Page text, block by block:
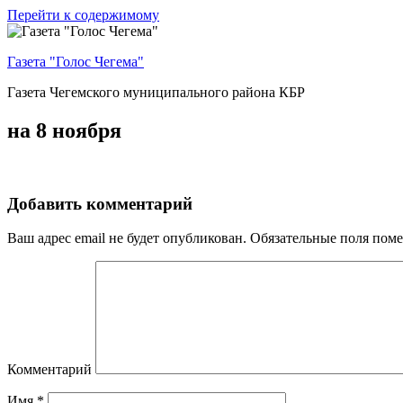
Перейти к содержимому
Газета "Голос Чегема"
Газета Чегемского муниципального района КБР
на 8 ноября
Добавить комментарий
Ваш адрес email не будет опубликован. Обязательные поля
Комментарий